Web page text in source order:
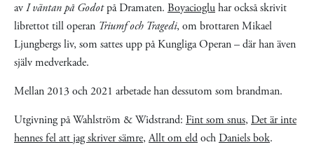
avI väntan på Godotpå Dramaten. Boyaciogluhar också skrivit
librettot till operan Triumf och Tragedi, om brottaren Mikael
Ljungbergs liv, som sattes upp på Kungliga Operan – där han även
själv medverkade.
Mellan 2013 och 2021 arbetade han dessutom som brandman.
Utgivning på Wahlström & Widstrand: Fint som snus, Det är inte
hennes fel att jag skriver sämre,Allt om eldochDaniels bok.